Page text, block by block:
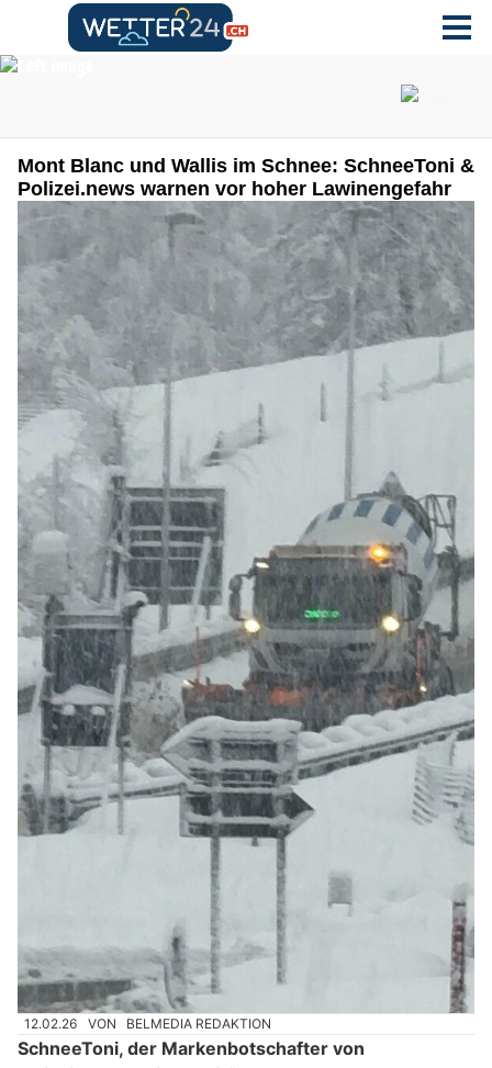
Mont Blanc und Wallis im Schnee: SchneeToni &
Polizei.news warnen vor hoher Lawinengefahr
12.02.26 VON BELMEDIA REDAKTION
SchneeToni, der Markenbotschafter von